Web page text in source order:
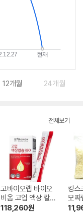
12개월 24개월
전체보기
고바이오랩 바이오
비옴 고업 액상 칼
슘 350 20g 30포
118,260원
킹스
모짜